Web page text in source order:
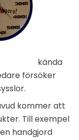
kända
försöker
kommer att
Till exempel
handgjord